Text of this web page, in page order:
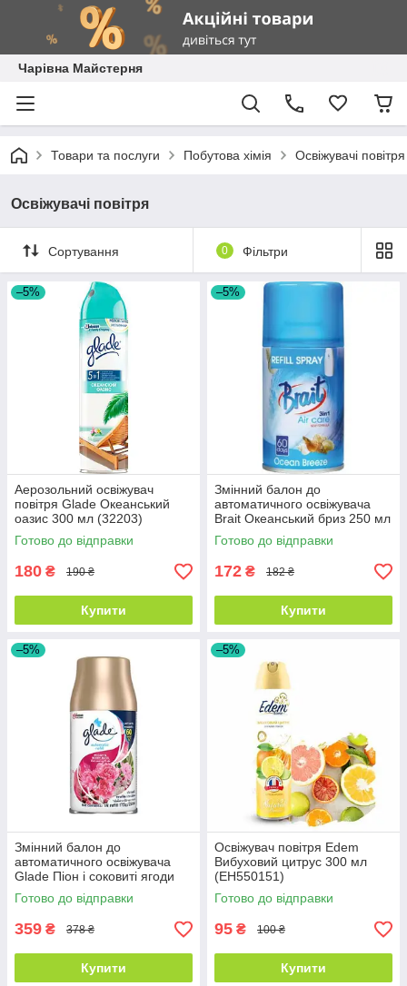
Чарівна Майстерня
Товари та послуги Побутова хімія Освіжувачі повітря
Освіжувачі повітря
Сортування 0 Фільтри
–5%
Аерозольний освіжувач
повітря Glade Океанський
оазис 300 мл (32203)
Готово до відправки
180 ₴ 190 ₴
Купити
–5%
Змінний балон до
автоматичного освіжувача
Brait Океанський бриз 250 мл
(707748)
Готово до відправки
172 ₴ 182 ₴
Купити
–5%
Змінний балон до
автоматичного освіжувача
Glade Піон і соковиті ягоди
269 мл (5958)
Готово до відправки
359 ₴ 378 ₴
Купити
–5%
Освіжувач повітря Edem
Вибуховий цитрус 300 мл
(EH550151)
Готово до відправки
95 ₴ 100 ₴
Купити